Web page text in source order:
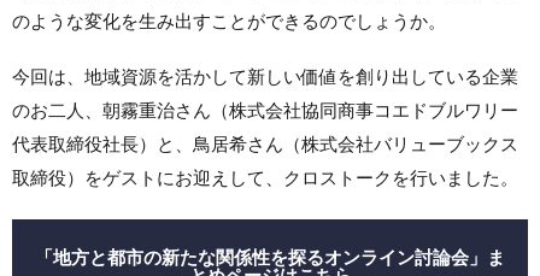
のような変化を生み出すことができるのでしょうか。
今回は、地域資源を活かして新しい価値を創り出している企業
のお二人、朝霧重治さん（株式会社協同商事コエドブルワリー
代表取締役社長）と、鳥居希さん（株式会社バリューブックス
取締役）をゲストにお迎えして、クロストークを行いました。
「地方と都市の新たな関係性を探るオンライン討論会」ま